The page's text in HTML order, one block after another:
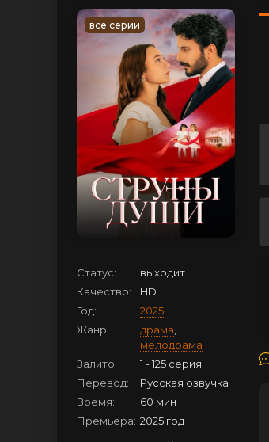
все серии
Статус:
выходит
Качество:
HD
Год:
2025
Жанр:
драма
мелодрама
Залито:
1 - 125 серия
Перевод:
Русская озвучка
Время:
60 мин
Премьера: 2025 год